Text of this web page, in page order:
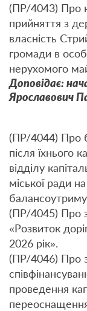
(ПР/4043) Про
прийняття з
власність
громади в
нерухомого
Доповідає:
Ярославович
(ПР/4044) Про
після їхнього
відділу
міської ради
(ПР/4045) Про
«Розвиток
2026 рік».
(ПР/4046) Про
проведення